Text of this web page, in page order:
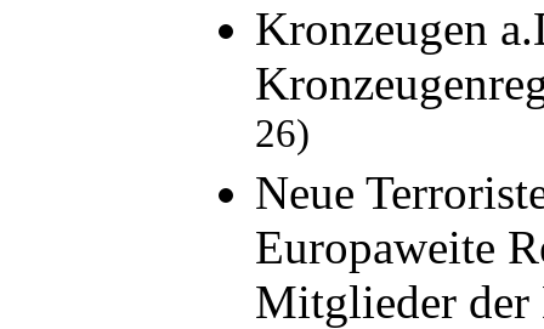
Kronzeugen
26)
Neue
Europaweite
Mitglieder